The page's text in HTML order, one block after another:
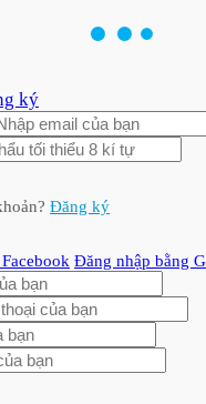
ký
Đăng ký
Đăng nhập bằng